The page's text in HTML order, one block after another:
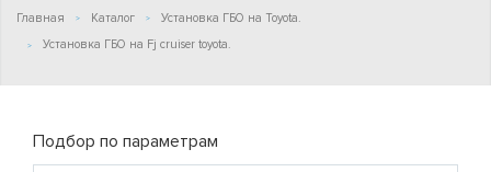
Главная Каталог
Установка ГБО на Toyota.
Установка ГБО на Fj cruiser toyota.
Подбор по параметрам